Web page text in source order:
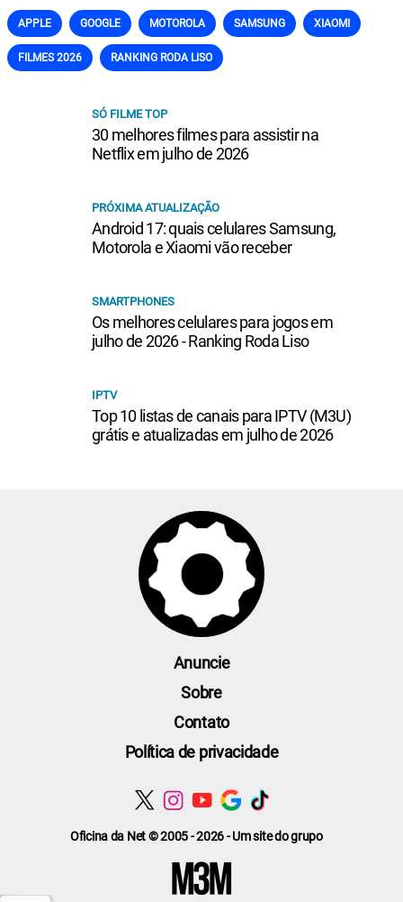
APPLE GOOGLE MOTOROLA SAMSUNG XIAOMI
FILMES 2026 RANKING RODA LISO
SÓ FILME TOP
30 melhores filmes para assistir na
Netflix em julho de 2026
PRÓXIMA ATUALIZAÇÃO
Android 17: quais celulares Samsung,
Motorola e Xiaomi vão receber
SMARTPHONES
Os melhores celulares para jogos em
julho de 2026 - Ranking Roda Liso
IPTV
Top 10 listas de canais para IPTV (M3U)
grátis e atualizadas em julho de 2026
Oficina da Net © 2005 - 2026 - Um site do grupo
Anuncie
Sobre
Contato
Política de privacidade